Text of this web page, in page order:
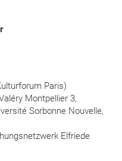
Paris)
Montpellier 3,
Sorbonne Nouvelle,
Elfriede